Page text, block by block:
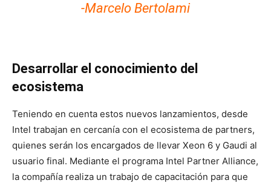
-Marcelo Bertolami
Desarrollar el conocimiento del
ecosistema
Teniendo en cuenta estos nuevos lanzamientos, desde
Intel trabajan en cercanía con el ecosistema de partners,
quienes serán los encargados de llevar Xeon 6 y Gaudi al
usuario final. Mediante el programa Intel Partner Alliance,
la compañía realiza un trabajo de capacitación para que